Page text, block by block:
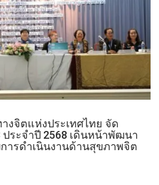
งจิตแห่งประเทศไทย จัด
ระจำปี 2568 เดินหน้าพัฒนา
ารดำเนินงานด้านสุขภาพจิต